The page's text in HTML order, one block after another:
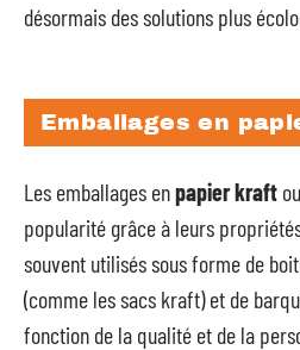
désormais des solutions plus
Emballages en
Les emballages enpapier kraft
popularité grâce à leurs
souvent utilisés sous forme de
(comme les sacs kraft) et de
fonction de la qualité et de la